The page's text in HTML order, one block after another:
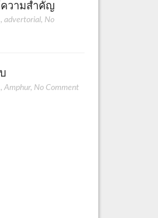
วามสำคัญ
,advertorial, No
,Amphur, No Comment